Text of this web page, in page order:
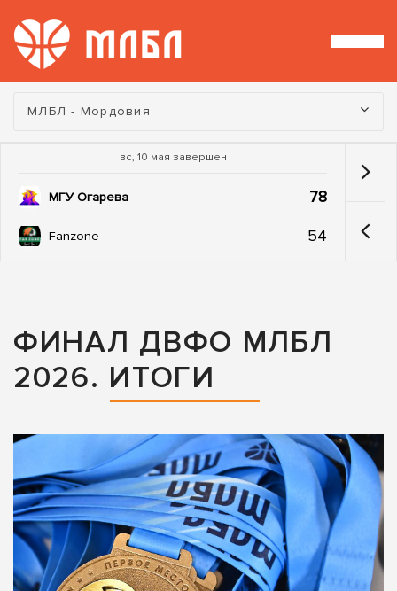
Турнир:
МЛБЛ - Мордовия
вс, 10 мая завершен
МГУ Огарева 78
Fanzone 54
ФИНАЛ ДВФО МЛБЛ
2026. ИТОГИ